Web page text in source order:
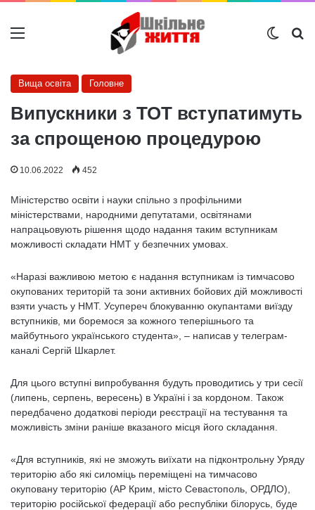
Меню
Вища освіта Головне
Випускники з ТОТ вступатимуть
за спрощеною процедурою
10.06.2022 452
Міністерство освіти і науки спільно з профільними
міністерствами, народними депутатами, освітянами
напрацьовують рішення щодо надання таким вступникам
можливості складати НМТ у безпечних умовах.
«Наразі важливою метою є надання вступникам із тимчасово
окупованих територій та зони активних бойових дій можливості
взяти участь у НМТ. Усупереч блокуванню окупантами виїзду
вступників, ми боремося за кожного теперішнього та
майбутнього українського студента», – написав у телеграм-
каналі Сергій Шкарлет.
Для цього вступні випробування будуть проводитись у три сесії
(липень, серпень, вересень) в Україні і за кордоном. Також
передбачено додаткові періоди реєстрації на тестування та
можливість зміни раніше вказаного місця його складання.
«Для вступників, які не зможуть виїхати на підконтрольну Уряду
територію або які силоміць переміщені на тимчасово
окуповану територію (АР Крим, місто Севастополь, ОРДЛО),
територію російської федерації або республіки білорусь, буде